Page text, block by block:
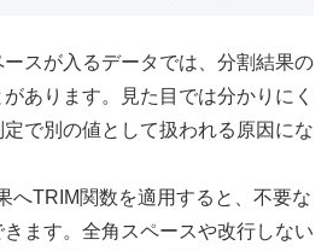
スが入るデータでは、分割結果の
あります。見た目では分かりにく
で別の値として扱われる原因にな
へTRIM関数を適用すると、不要な
ます。全角スペースや改行しない